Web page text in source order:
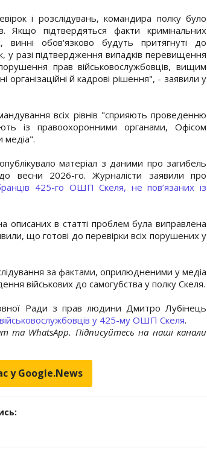
і розслідувань, командира полку було
Якщо підтвердяться факти кримінальних
винні обов'язково будуть притягнуті до
у разі підтвердження випадків перевищення
прав військовослужбовців, вищим
організаційні й кадрові рішення", - заявили у
всіх рівнів "сприяють проведенню
із правоохоронними органами, Офісом
медіа".
матеріал з даними про загибель
весни 2026-го. Журналісти заявили про
425-го ОШП Скеля, не пов’язаних із
в статті проблем була виправлена
що готові до перевірки всіх порушених у
за фактами, оприлюдненими у медіа
військових до самогубства у полку Скеля.
Ради з прав людини Дмитро Лубінець
у 425-му ОШП Скеля.
та WhatsApp. Підписуйтесь на наші канали
у Google.News